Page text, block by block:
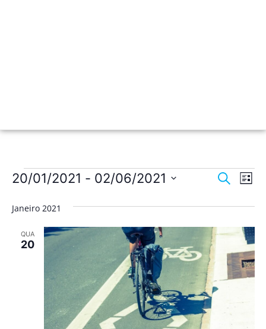
de
e
de
Pesquisar
de
Lista
20/01/2021 - 02/06/2021
data.
Janeiro 2021
QUA
20